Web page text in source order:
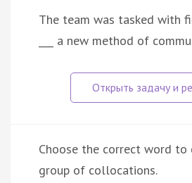
The team was tasked with
___ a new method of
Choose the correct word to
group of collocations.